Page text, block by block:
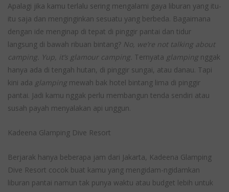
Apalagi jika kamu terlalu sering mengalami gaya liburan yang itu-
itu saja dan menginginkan sesuatu yang berbeda. Bagaimana
dengan ide menginap di tepat di pinggir pantai dan tidur
langsung di bawah ribuan bintang? No, we’re not talking about
camping. Yup, it’s glamour camping. Ternyata glamping nggak
hanya ada di tengah hutan, di pinggir sungai, atau danau. Tapi
kini ada glamping mewah bak hotel bintang lima di pinggir
pantai. Jadi kamu nggak perlu membangun tenda sendiri atau
susah payah menyalakan api unggun.
Kadeena Glamping Dive Resort
Berjarak hanya beberapa jam dari Jakarta, Kadeena Glamping
Dive Resort cocok buat kamu yang mengidam-ngidamkan
liburan pantai namun tak punya waktu atau budget lebih untuk